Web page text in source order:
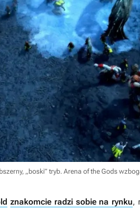
„boski” tryb. Arena of the Gods
znakomcie radzi sobie na rynku,